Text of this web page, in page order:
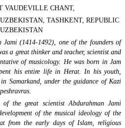
VAUDEVILLE CHANT,
UZBEKISTAN, TASHKENT, REPUBLIC
Jami (1414-1492), one of the founders of
a great thinker and teacher, scientist and
of musicology. He was born in Jam
his entire life in Herat. In his youth,
Samarkand, under the guidance of Kazi
of the great scientist Abdurahman Jami
of the musical ideology of the
from the early days of Islam, religious